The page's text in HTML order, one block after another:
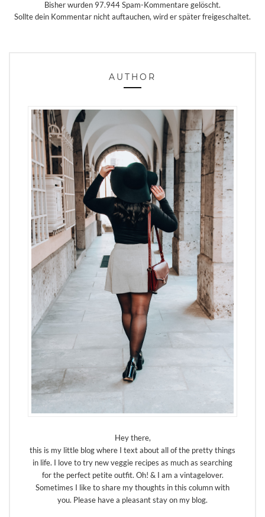
Bisher wurden 97.944 Spam-Kommentare gelöscht.
Sollte dein Kommentar nicht auftauchen, wird er später freigeschaltet.
AUTHOR
Hey there,
this is my little blog where I text about all of the pretty things
in life. I love to try new veggie recipes as much as searching
for the perfect petite outfit. Oh! & I am a vintagelover.
Sometimes I like to share my thoughts in this column with
you. Please have a pleasant stay on my blog.